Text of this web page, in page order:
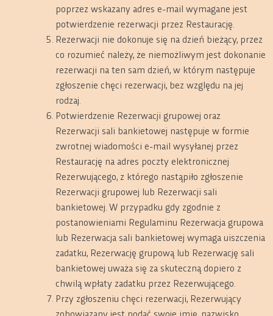
poprzez wskazany adres e-mail wymagane jest
potwierdzenie rezerwacji przez Restaurację.
Rezerwacji nie dokonuje się na dzień bieżący, przez
co rozumieć należy, że niemożliwym jest dokonanie
rezerwacji na ten sam dzień, w którym następuje
zgłoszenie chęci rezerwacji, bez względu na jej
rodzaj.
Potwierdzenie Rezerwacji grupowej oraz
Rezerwacji sali bankietowej następuje w formie
zwrotnej wiadomości e-mail wysyłanej przez
Restaurację na adres poczty elektronicznej
Rezerwującego, z którego nastąpiło zgłoszenie
Rezerwacji grupowej lub Rezerwacji sali
bankietowej. W przypadku gdy zgodnie z
postanowieniami Regulaminu Rezerwacja grupowa
lub Rezerwacja sali bankietowej wymaga uiszczenia
zadatku, Rezerwację grupową lub Rezerwację sali
bankietowej uważa się za skuteczną dopiero z
chwilą wpłaty zadatku przez Rezerwującego.
Przy zgłoszeniu chęci rezerwacji, Rezerwujący
zobowiązany jest podać swoje imię, nazwisko,